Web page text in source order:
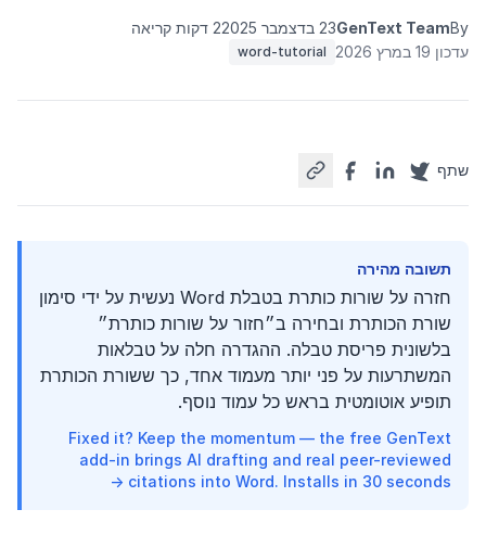
By
GenText Team23 בדצמבר 2025
2 דקות קריאה
עדכון 19 במרץ 2026
word-tutorial
שתף
תשובה מהירה
חזרה על שורות כותרת בטבלת Word נעשית על ידי סימון
שורת הכותרת ובחירה ב״חזור על שורות כותרת״
בלשונית פריסת טבלה. ההגדרה חלה על טבלאות
המשתרעות על פני יותר מעמוד אחד, כך ששורת הכותרת
תופיע אוטומטית בראש כל עמוד נוסף.
Fixed it? Keep the momentum — the free GenText
add-in brings AI drafting and real peer-reviewed
citations into Word. Installs in 30 seconds →